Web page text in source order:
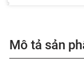
Mô tả sản